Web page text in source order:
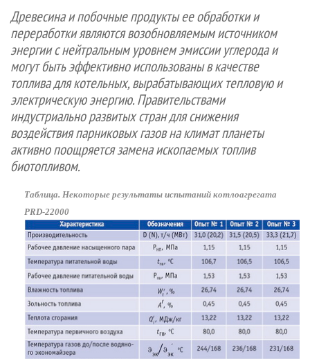
СУШКА ДРЕВЕСИНЫ
ПРОИЗВОДСТВО ДРЕВЕСНЫХ ПЛИТ
ДЕРЕВЯННОЕ ДОМОСТРОЕНИЕ
ПРОИЗВОДСТВО МЕБЕЛИ
БИОЭНЕРГЕТИКА
ЦБП
ИНСТРУМЕНТ И МАТЕРИАЛЫ
ПЕРСОНЫ
МОБИЛЬНЫЕ ВЫСТАВКИ
ОФИЦИАЛЬНЫЕ ДЕЛЕГАЦИИ
ПРИОРИТЕТНЫЕ ИНВЕСТПРОЕКТЫ
RUSSIAN FORESTRY REVIEW
ГАЗЕТА ЛЕСПРОМФОРУМ
БИБЛИОТЕКА СПЕЦИАЛИСТА
КОНТАКТЫ
РЕКЛАМА
РЕКЛАМА НА САЙТЕ
Древесина и побочные продукты ее обработки и
переработки являются возобновляемым источником
энергии с нейтральным уровнем эмиссии углерода и
могут быть эффективно использованы в качестве
топлива для котельных, вырабатывающих тепловую и
электрическую энергию. Правительствами
индустриально развитых стран для снижения
воздействия парниковых газов на климат планеты
активно поощряется замена ископаемых топлив
биотопливом.
Таблица. Некоторые результаты испытаний котлоагрегата
PRD-22000